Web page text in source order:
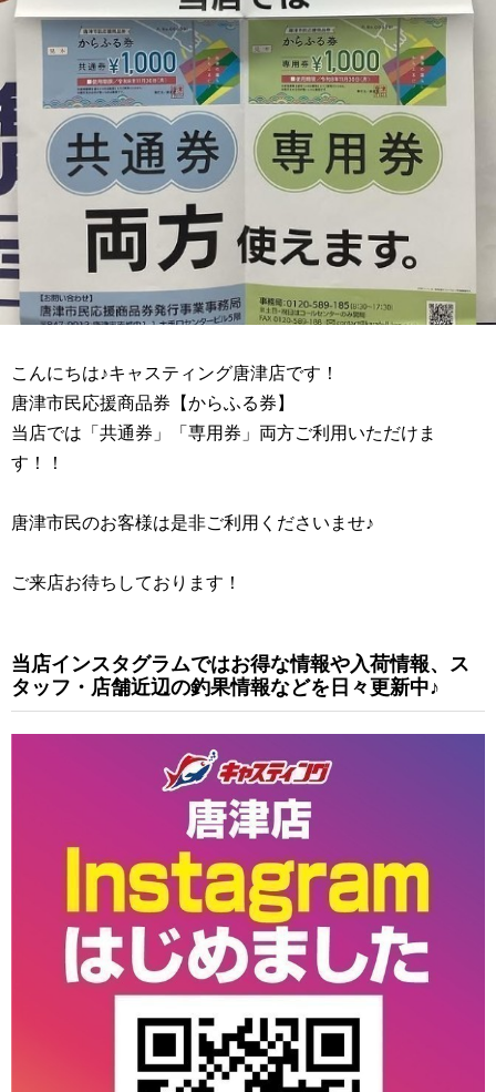
こんにちは♪キャスティング唐津店です！
唐津市民応援商品券【からふる券】
当店では「共通券」「専用券」両方ご利用いただけま
す！！
唐津市民のお客様は是非ご利用くださいませ♪
ご来店お待ちしております！
当店インスタグラムではお得な情報や入荷情報、ス
タッフ・店舗近辺の釣果情報などを日々更新中♪